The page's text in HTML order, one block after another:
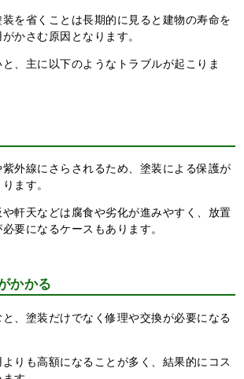
を省くことは長期的に見ると建物の寿命を
かさむ原因となります。
、主に以下のようなトラブルが起こりま
外線にさらされるため、塗装による保護が
ます。
軒天などは腐食や劣化が進みやすく、放置
要になるケースもあります。
かかる
、塗装だけでなく修理や交換が必要になる
りも高額になることが多く、結果的にコス